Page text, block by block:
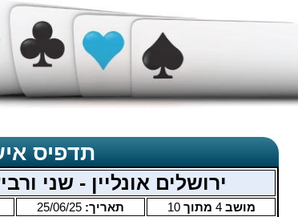
תדפיס
ירושלים אונליין - שני ורביעי -
מושב4 מתוך10 תאריך: 25/06/25